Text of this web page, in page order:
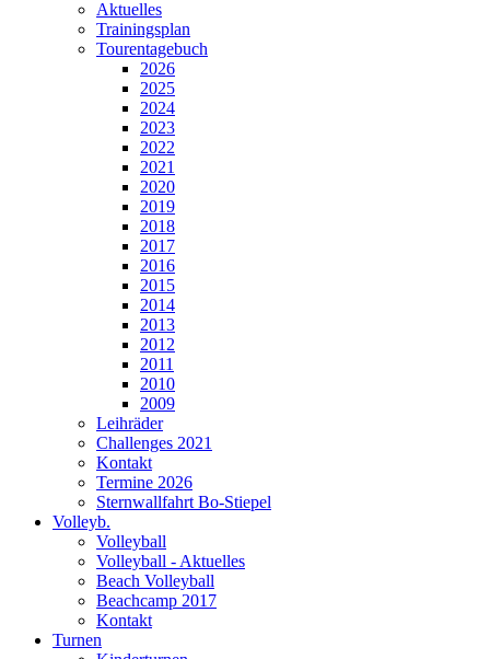
Aktuelles
Trainingsplan
Tourentagebuch
2026
2025
2024
2023
2022
2021
2020
2019
2018
2017
2016
2015
2014
2013
2012
2011
2010
2009
Leihräder
Challenges 2021
Kontakt
Termine 2026
Sternwallfahrt Bo-Stiepel
Volleyb.
Volleyball
Volleyball - Aktuelles
Beach Volleyball
Beachcamp 2017
Kontakt
Turnen